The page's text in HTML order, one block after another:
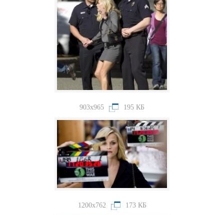
903x965 195 КБ
1200x762 173 КБ